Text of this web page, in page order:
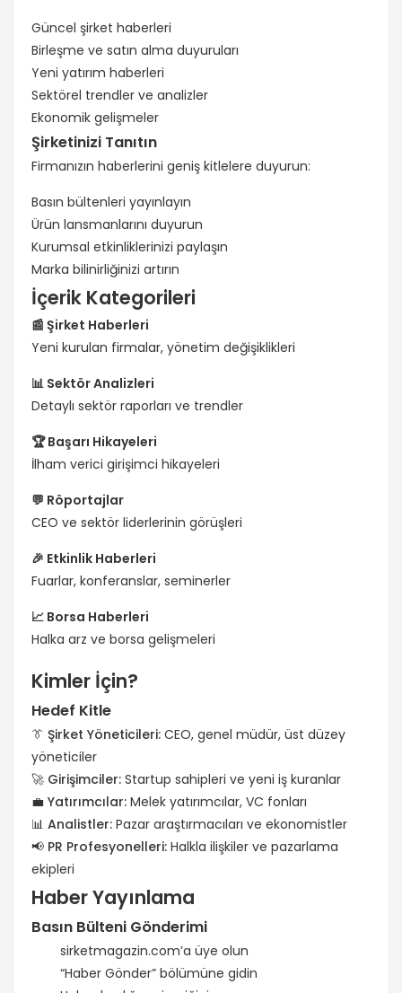
Güncel şirket haberleri
Birleşme ve satın alma duyuruları
Yeni yatırım haberleri
Sektörel trendler ve analizler
Ekonomik gelişmeler
Şirketinizi Tanıtın
Firmanızın haberlerini geniş kitlelere duyurun:
Basın bültenleri yayınlayın
Ürün lansmanlarını duyurun
Kurumsal etkinliklerinizi paylaşın
Marka bilinirliğinizi artırın
İçerik Kategorileri
📰 Şirket Haberleri
Yeni kurulan firmalar, yönetim değişiklikleri
📊 Sektör Analizleri
Detaylı sektör raporları ve trendler
🏆 Başarı Hikayeleri
İlham verici girişimci hikayeleri
💬 Röportajlar
CEO ve sektör liderlerinin görüşleri
🎉 Etkinlik Haberleri
Fuarlar, konferanslar, seminerler
📈 Borsa Haberleri
Halka arz ve borsa gelişmeleri
Kimler İçin?
Hedef Kitle
👔 Şirket Yöneticileri: CEO, genel müdür, üst düzey
yöneticiler
🚀 Girişimciler: Startup sahipleri ve yeni iş kuranlar
💼 Yatırımcılar: Melek yatırımcılar, VC fonları
📊 Analistler: Pazar araştırmacıları ve ekonomistler
📢 PR Profesyonelleri: Halkla ilişkiler ve pazarlama
ekipleri
Haber Yayınlama
Basın Bülteni Gönderimi
sirketmagazin.com’a üye olun
“Haber Gönder” bölümüne gidin